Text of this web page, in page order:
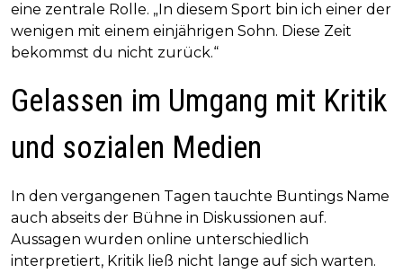
eine zentrale Rolle. „In diesem Sport bin ich einer der
wenigen mit einem einjährigen Sohn. Diese Zeit
bekommst du nicht zurück.“
Gelassen im Umgang mit Kritik
und sozialen Medien
In den vergangenen Tagen tauchte Buntings Name
auch abseits der Bühne in Diskussionen auf.
Aussagen wurden online unterschiedlich
interpretiert, Kritik ließ nicht lange auf sich warten.